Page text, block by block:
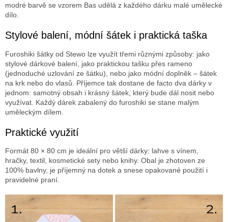
modré barvě se vzorem Bas udělá z každého dárku malé umělecké
dílo.
Stylové balení, módní šátek i praktická taška
Furoshiki šátky od Stewo lze využít třemi různými způsoby: jako
stylové dárkové balení, jako praktickou tašku přes rameno
(jednoduché uzlování ze šátku), nebo jako módní doplněk – šátek
na krk nebo do vlasů. Příjemce tak dostane de facto dva dárky v
jednom: samotný obsah i krásný šátek, který bude dál nosit nebo
využívat. Každý dárek zabalený do furoshiki se stane malým
uměleckým dílem.
Praktické využití
Formát 80 × 80 cm je ideální pro větší dárky: lahve s vínem,
hračky, textil, kosmetické sety nebo knihy. Obal je zhotoven ze
100% bavlny, je příjemný na dotek a snese opakované použití i
pravidelné praní.